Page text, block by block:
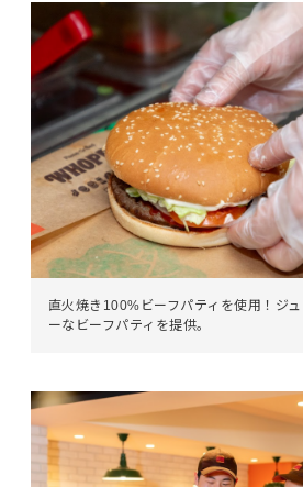
直火焼き100%ビーフパティを使用！ジ
ーなビーフパティを提供。